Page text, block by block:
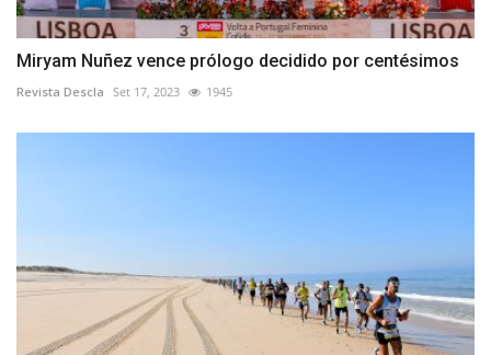
Miryam Nuñez vence prólogo decidido por centésimos
Revista Descla Set 17, 2023 1945